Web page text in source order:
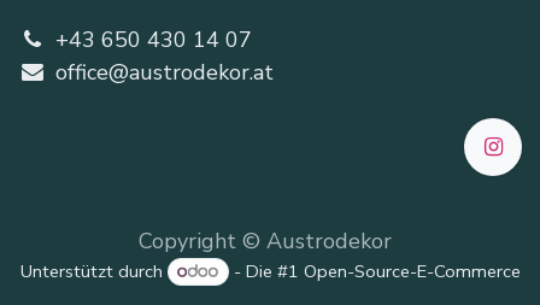
+43 650 430 14 07
office@austrodekor.at
Copyright © Austrodekor
Unterstützt durch - Die #1 Open-Source-E-Commerce